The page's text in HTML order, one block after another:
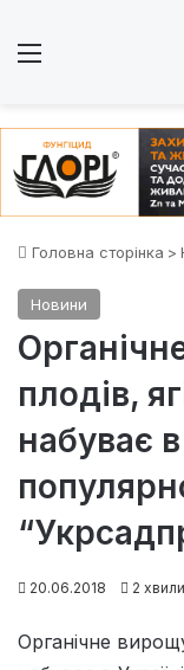
Головна сторінка >
Новини
плодів,
набуває в
20.06.2018 2
Органічне